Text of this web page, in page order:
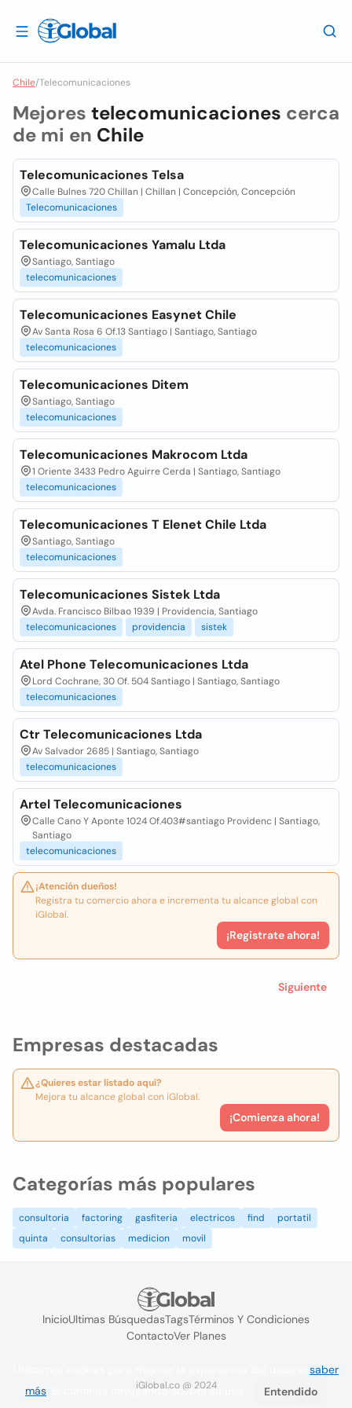
Chile/Telecomunicaciones
Empresas destacadas
¿Quieres estar listado aquí?
Mejora tu alcance global con iGlobal.
¡Comienza ahora!
Mejores telecomunicaciones cerca
de mi en Chile
Telecomunicaciones Telsa
Calle Bulnes 720 Chillan | Chillan | Concepción, Concepción
Telecomunicaciones
Telecomunicaciones Yamalu Ltda
Santiago, Santiago
telecomunicaciones
Telecomunicaciones Easynet Chile
Av Santa Rosa 6 Of.13 Santiago | Santiago, Santiago
telecomunicaciones
Telecomunicaciones Ditem
Santiago, Santiago
telecomunicaciones
Telecomunicaciones Makrocom Ltda
1 Oriente 3433 Pedro Aguirre Cerda | Santiago, Santiago
telecomunicaciones
Telecomunicaciones T Elenet Chile Ltda
Santiago, Santiago
telecomunicaciones
Telecomunicaciones Sistek Ltda
Avda. Francisco Bilbao 1939 | Providencia, Santiago
telecomunicaciones
providencia sistek
Atel Phone Telecomunicaciones Ltda
Lord Cochrane, 30 Of. 504 Santiago | Santiago, Santiago
telecomunicaciones
Ctr Telecomunicaciones Ltda
Av Salvador 2685 | Santiago, Santiago
telecomunicaciones
Artel Telecomunicaciones
Calle Cano Y Aponte 1024 Of.403#santiago Providenc | Santiago,
Santiago
telecomunicaciones
¡Atención dueños!
Registra tu comercio ahora e incrementa tu alcance global con
iGlobal.
¡Registrate ahora!
Siguiente
Categorías más populares
consultoria factoring gasfiteria electricos find
portatil
quinta
consultorias medicion movil
InicioUltimas BúsquedasTagsTérminos Y Condiciones
ContactoVer Planes
iGlobal.co @ 2024
saber
más . Si continúa navegando acepta su uso. Entendido